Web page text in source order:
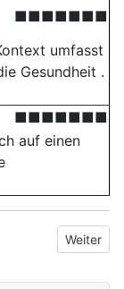
■■■■■■■
umfasst
Gesundheit .
■■■■■■■
auf einen
Nächster
Weiter